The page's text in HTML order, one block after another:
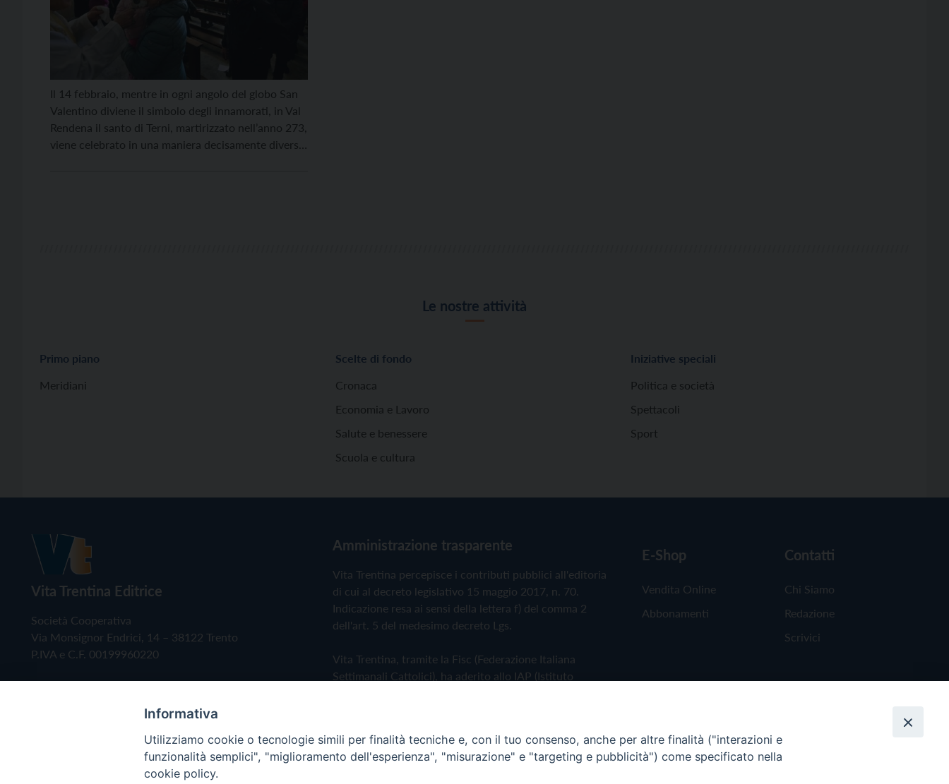
Il 14 febbraio, mentre in ogni angolo del globo San
Valentino diviene il simbolo degli innamorati, in Val
Rendena il santo di Terni, martirizzato nell’anno 273,
viene celebrato in una maniera decisamente diversa,
Le nostre attività
Primo piano
Meridiani
Scelte di fondo
Cronaca
Economia e Lavoro
Salute e benessere
Scuola e cultura
Iniziative speciali
Politica e società
Spettacoli
Sport
Vita Trentina Editrice
Società Cooperativa
Via Monsignor Endrici, 14 – 38122 Trento
P.IVA e C.F. 00199960220
Amministrazione trasparente
Vita Trentina percepisce i contributi pubblici all'editoria
di cui al decreto legislativo 15 maggio 2017, n. 70.
Indicazione resa ai sensi della lettera f) del comma 2
dell'art. 5 del medesimo decreto Lgs.
Vita Trentina, tramite la Fisc (Federazione Italiana
Settimanali Cattolici), ha aderito allo IAP (Istituto
Privacy Policy Cookie Policy
E-Shop
Vendita Online
Abbonamenti
Contatti
Chi Siamo
Redazione
Scrivici
Informativa
Utilizziamo cookie o tecnologie simili per finalità tecniche e, con il tuo consenso, anche per altre finalità ("interazioni e
funzionalità semplici", "miglioramento dell'esperienza", "misurazione" e "targeting e pubblicità") come specificato nella
cookie policy.